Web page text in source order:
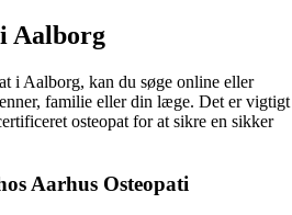
Aalborg
i Aalborg, kan du søge online eller
familie eller din læge. Det er vigtigt
osteopat for at sikre en sikker
Aarhus Osteopati